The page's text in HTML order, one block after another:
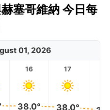
塞哥維納 今日每
01, 2026
16
38.0°
17
38.0°